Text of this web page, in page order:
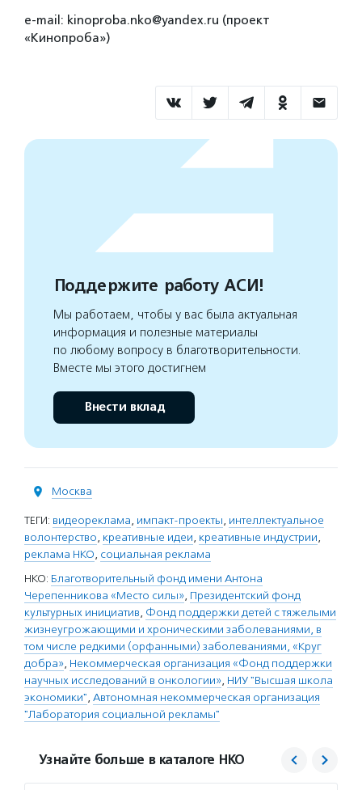
e-mail: kinoproba.nko@yandex.ru (проект
«Кинопроба»)
Поддержите работу АСИ!
Мы работаем, чтобы у вас была актуальная
информация и полезные материалы
по любому вопросу в благотворительности.
Вместе мы этого достигнем
Внести вклад
Москва
ТЕГИ: видеореклама, импакт-проекты, интеллектуальное
волонтерство, креативные идеи, креативные индустрии,
реклама НКО, социальная реклама
НКО: Благотворительный фонд имени Антона
Черепенникова «Место силы», Президентский фонд
культурных инициатив, Фонд поддержки детей с тяжелыми
жизнеугрожающими и хроническими заболеваниями, в
том числе редкими (орфанными) заболеваниями, «Круг
добра», Некоммерческая организация «Фонд поддержки
научных исследований в онкологии», НИУ "Высшая школа
экономики", Автономная некоммерческая организация
"Лаборатория социальной рекламы"
Узнайте больше в каталоге НКО